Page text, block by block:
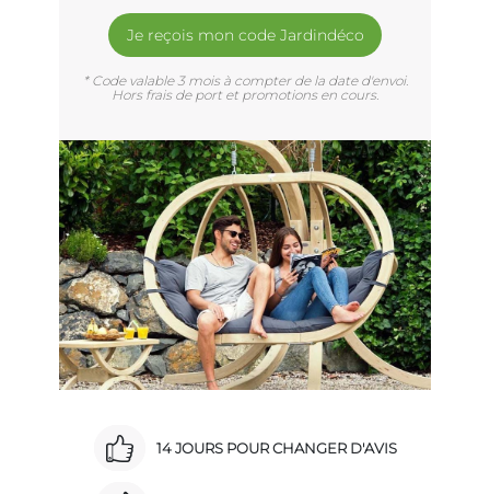
Je reçois mon code Jardindéco
* Code valable 3 mois à compter de la date d'envoi.
Hors frais de port et promotions en cours.
14 JOURS POUR CHANGER D'AVIS